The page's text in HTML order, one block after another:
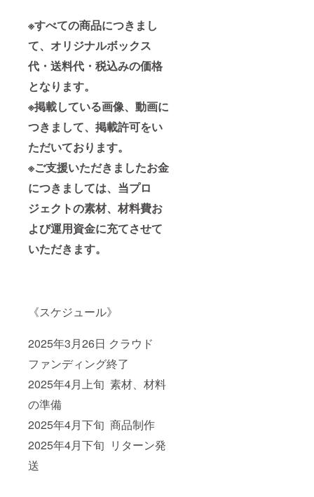
※すべての商品につきまし
て、オリジナルボックス
代・送料代・税込みの価格
となります。
※掲載している画像、動画に
つきまして、掲載許可をい
ただいております。
※ご支援いただきましたお金
につきましては、当プロ
ジェクトの素材、材料費お
よび運用資金に充てさせて
いただきます。
《スケジュール》
2025年3月26日 クラウド
ファンディング終了
2025年4月上旬 素材、材料
の準備
2025年4月下旬 商品制作
2025年4月下旬 リターン発
送